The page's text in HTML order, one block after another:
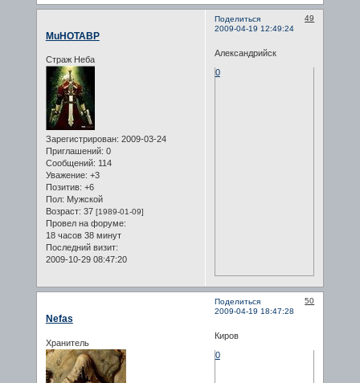
Поделиться
49
2009-04-19 12:49:24
MuHOTABP
Страж Неба
Зарегистрирован: 2009-03-24
Приглашений: 0
Сообщений: 114
Уважение: +3
Позитив: +6
Пол: Мужской
Возраст: 37 [1989-01-09]
Провел на форуме:
18 часов 38 минут
Последний визит:
2009-10-29 08:47:20
Александрийск
0
Поделиться
50
2009-04-19 18:47:28
Nefas
Хранитель
Киров
0